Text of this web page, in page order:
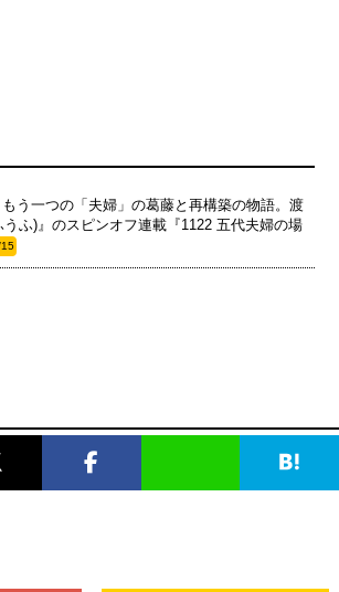
もう一つの「夫婦」の葛藤と再構築の物語。渡
ふ)』のスピンオフ連載『1122 五代夫婦の場